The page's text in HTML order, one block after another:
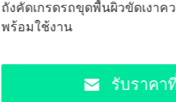
ถังคัดเกรดรถขุดพื้นผิวขัดเงาค
พร้อมใช้งาน
รับราคา